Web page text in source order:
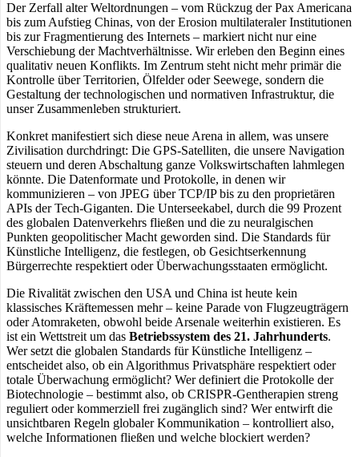
Der Zerfall alter Weltordnungen – vom Rückzug der Pax Americana
bis zum Aufstieg Chinas, von der Erosion multilateraler Institutionen
bis zur Fragmentierung des Internets – markiert nicht nur eine
Verschiebung der Machtverhältnisse. Wir erleben den Beginn eines
qualitativ neuen Konflikts. Im Zentrum steht nicht mehr primär die
Kontrolle über Territorien, Ölfelder oder Seewege, sondern die
Gestaltung der technologischen und normativen Infrastruktur, die
unser Zusammenleben strukturiert.
Konkret manifestiert sich diese neue Arena in allem, was unsere
Zivilisation durchdringt: Die GPS-Satelliten, die unsere Navigation
steuern und deren Abschaltung ganze Volkswirtschaften lahmlegen
könnte. Die Datenformate und Protokolle, in denen wir
kommunizieren – von JPEG über TCP/IP bis zu den proprietären
APIs der Tech-Giganten. Die Unterseekabel, durch die 99 Prozent
des globalen Datenverkehrs fließen und die zu neuralgischen
Punkten geopolitischer Macht geworden sind. Die Standards für
Künstliche Intelligenz, die festlegen, ob Gesichtserkennung
Bürgerrechte respektiert oder Überwachungsstaaten ermöglicht.
Die Rivalität zwischen den USA und China ist heute kein
klassisches Kräftemessen mehr – keine Parade von Flugzeugträgern
oder Atomraketen, obwohl beide Arsenale weiterhin existieren. Es
ist ein Wettstreit um das Betriebssystem des 21. Jahrhunderts.
Wer setzt die globalen Standards für Künstliche Intelligenz –
entscheidet also, ob ein Algorithmus Privatsphäre respektiert oder
totale Überwachung ermöglicht? Wer definiert die Protokolle der
Biotechnologie – bestimmt also, ob CRISPR-Gentherapien streng
reguliert oder kommerziell frei zugänglich sind? Wer entwirft die
unsichtbaren Regeln globaler Kommunikation – kontrolliert also,
welche Informationen fließen und welche blockiert werden?